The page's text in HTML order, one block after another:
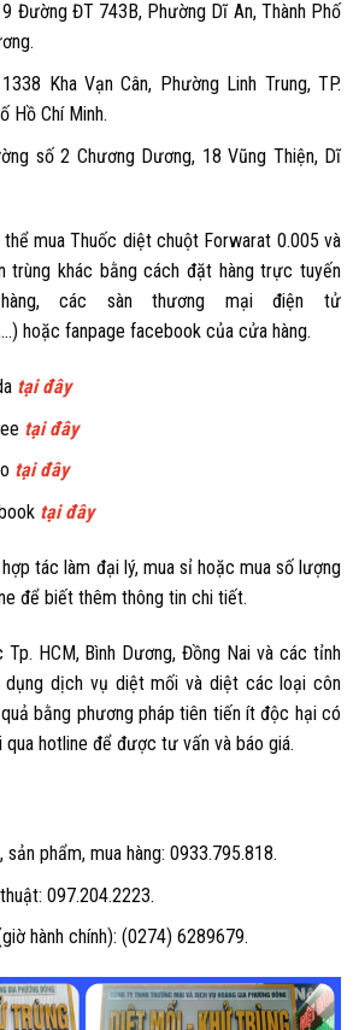
Đường ĐT 743B, Phường Dĩ An, Thành Phố
Kha Vạn Cân, Phường Linh Trung, TP.
Hồ Chí Minh.
số 2 Chương Dương, 18 Vũng Thiện, Dĩ
mua Thuốc diệt chuột Forwarat 0.005 và
trùng khác bằng cách đặt hàng trực tuyến
, các sàn thương mại điện tử
hoặc fanpage facebook của cửa hàng.
tại đây
tại đây
tại đây
tại đây
tác làm đại lý, mua sỉ hoặc mua số lượng
để biết thêm thông tin chi tiết.
Tp. HCM, Bình Dương, Đồng Nai và các tỉnh
dụng dịch vụ diệt mối và diệt các loại côn
bằng phương pháp tiên tiến ít độc hại có
hotline để được tư vấn và báo giá.
phẩm, mua hàng: 0933.795.818.
097.204.2223.
hành chính): (0274) 6289679.